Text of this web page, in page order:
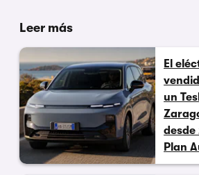
Leer más
El
un
desde
Plan